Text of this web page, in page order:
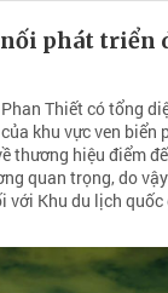
phát triển
Thiết có tổng
khu vực ven biển
thương hiệu điểm
quan trọng, do
với Khu du lịch